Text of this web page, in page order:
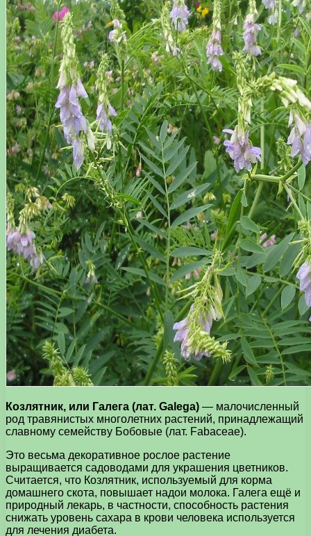
Козлятник, или Галега (лат. Galega) — малочисленный
род травянистых многолетних растений, принадлежащий
славному семейству Бобовые (лат. Fabaceae).
Это весьма декоративное рослое растение
выращивается садоводами для украшения цветников.
Считается, что Козлятник, используемый для корма
домашнего скота, повышает надои молока. Галега ещё и
природный лекарь, в частности, способность растения
снижать уровень сахара в крови человека используется
для лечения диабета.